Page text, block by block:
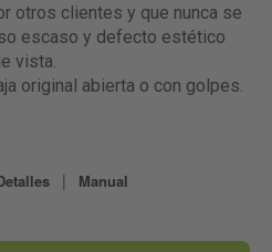
otros clientes y que nunca se
escaso y defecto estético
vista.
original abierta o con golpes.
| Manual